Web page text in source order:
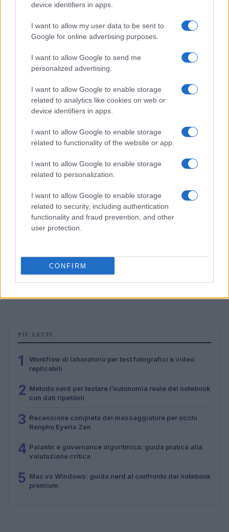
device identifiers in apps.
I want to allow my user data to be sent to
Google for online advertising purposes.
I want to allow Google to send me
personalized advertising.
I want to allow Google to enable storage
related to analytics like cookies on web or
device identifiers in apps.
I want to allow Google to enable storage
related to functionality of the website or app.
I want to allow Google to enable storage
related to personalization.
I want to allow Google to enable storage
related to security, including authentication
functionality and fraud prevention, and other
user protection.
CONFIRM
Metodo nerd per testare l’autonomia reale del
notebook con dati ripetibili
Andrea Conforti · 31 Lug 2026
Recensione completa del massaggiatore per occhi
Renpho Eyeris Zen
PIÙ LETTI
1
Workflow di laboratorio per test fotografici e video
replicabili
2 Metodo nerd per testare l’autonomia reale del notebook
con dati ripetibili
3 Recensione completa del massaggiatore per occhi
Renpho Eyeris Zen
4 Palantir e governance algoritmica: guida pratica alla
valutazione critica
5 Mac vs Windows: guida nerd al confronto dei notebook
premium